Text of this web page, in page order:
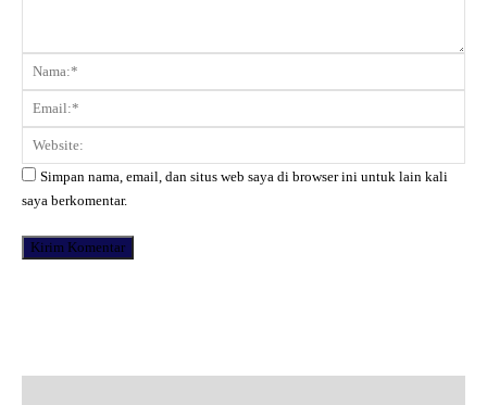
Komentar:
Simpan nama, email, dan situs web saya di browser ini untuk lain kali
saya berkomentar.